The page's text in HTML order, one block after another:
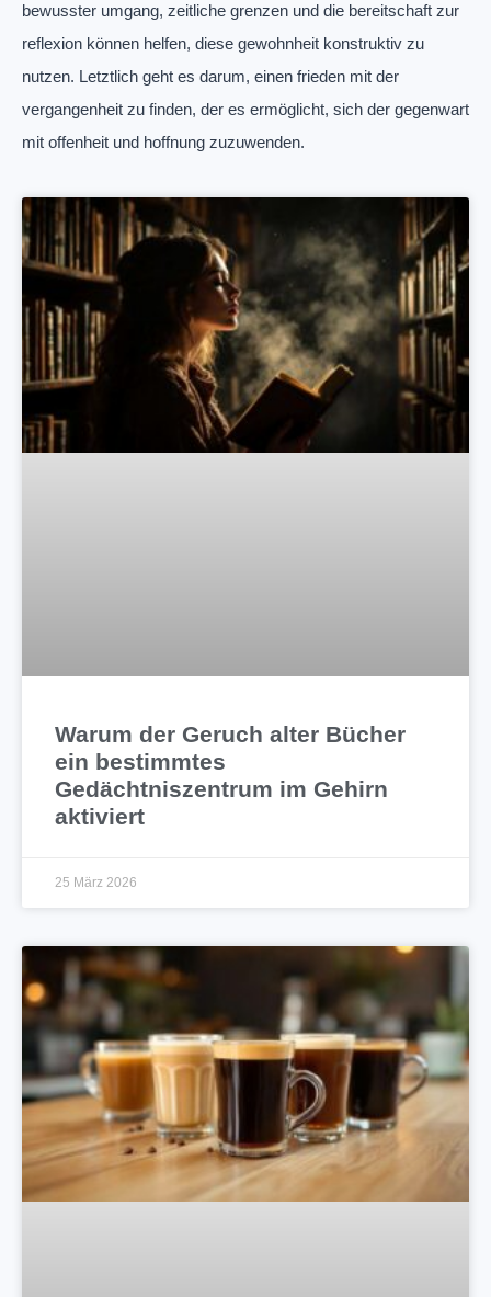
Warum der Geruch alter Bücher
ein bestimmtes
Gedächtniszentrum im Gehirn
aktiviert
25 März 2026
bewusster umgang, zeitliche grenzen und die bereitschaft zur
reflexion können helfen, diese gewohnheit konstruktiv zu
nutzen. Letztlich geht es darum, einen frieden mit der
vergangenheit zu finden, der es ermöglicht, sich der gegenwart
mit offenheit und hoffnung zuzuwenden.